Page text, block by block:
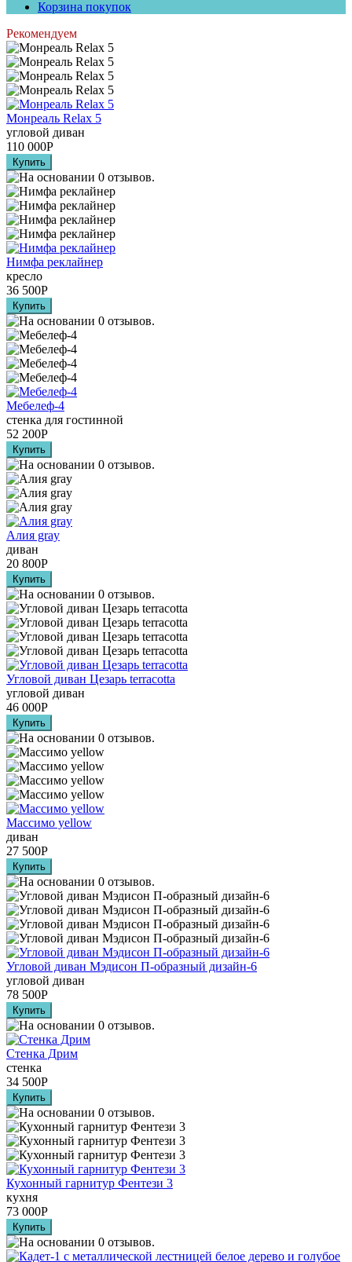
Корзина покупок
Рекомендуем
Монреаль Relax 5
угловой диван
110 000Р
Нимфа реклайнер
кресло
36 500Р
Мебелеф-4
стенка для гостинной
52 200Р
Алия grаy
диван
20 800Р
Угловой диван Цезарь terracotta
угловой диван
46 000Р
Массимо yellow
диван
27 500Р
Угловой диван Мэдисон П-образный дизайн-6
угловой диван
78 500Р
Стенка Дрим
стенка
34 500Р
Кухонный гарнитур Фентези 3
кухня
73 000Р